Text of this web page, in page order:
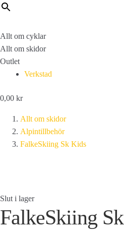
Allt om cyklar
Allt om skidor
Outlet
Verkstad
0,00 kr
Allt om skidor
Alpintillbehör
FalkeSkiing Sk Kids
Slut i lager
FalkeSkiing